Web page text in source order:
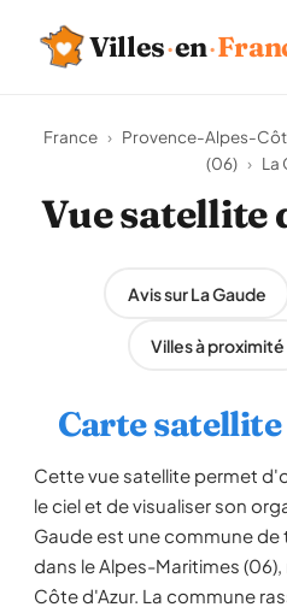
Villes·en·
France › Provence-Alpes-
(06) › La
Vue satellite
Avis sur La Gaude
Villes à proximité
Carte satellite
Cette vue satellite permet
le ciel et de visualiser son
Gaude est une commune de
dans le Alpes-Maritimes
Côte d'Azur. La commune